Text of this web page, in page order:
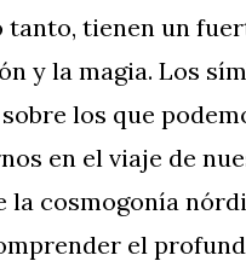
tanto, tienen un
y la magia. Los
los que
en el viaje de
la cosmogonía
el